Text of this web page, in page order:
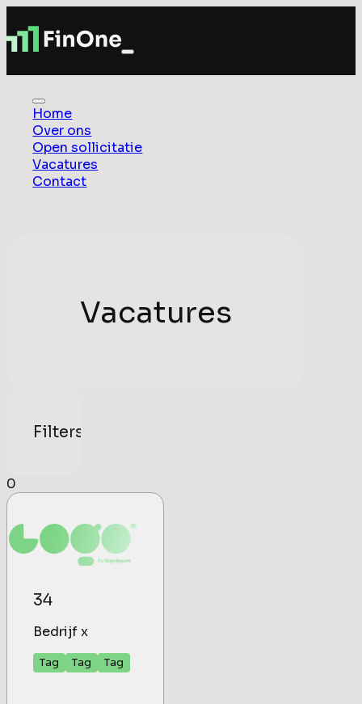
Home
Over ons
Open sollicitatie
Vacatures
Contact
Vacatures
Filters
0
34
Bedrijf x
Tag Tag Tag